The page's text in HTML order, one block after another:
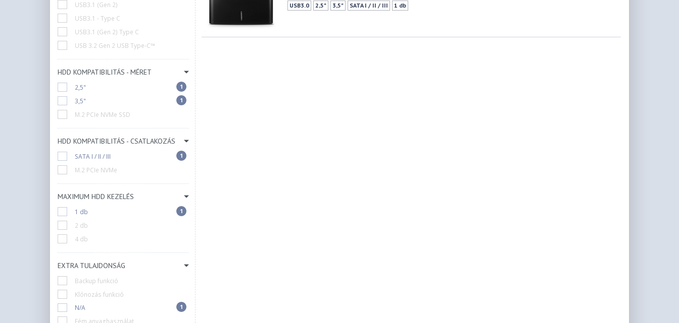
USB3.1 (Gen 2)
USB3.1 - Type C
USB3.1 (Gen 2) Type C
USB 3.2 Gen 2 USB Type-C™
HDD KOMPATIBILITÁS - MÉRET
2,5" 1
3,5" 1
M.2 PCIe NVMe SSD
HDD KOMPATIBILITÁS - CSATLAKOZÁS
SATA I / II / III 1
M.2 PCIe NVMe
MAXIMUM HDD KEZELÉS
1 db 1
2 db
4 db
EXTRA TULAJDONSÁG
Backup funkció
Klónozás funkció
N/A
1
USB3.0 2,5" 3,5" SATA I / II / III 1 db